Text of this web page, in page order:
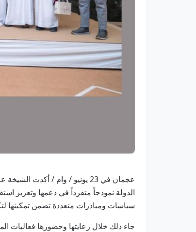
عجمان في 23 يونيو / وام /
الدولة نموذجاً متفرداً في دعمها وتعزيز
سياسات ومبادرات متعددة تضمن تمكينها
جاء ذلك خلال رعايتها وحضورها فعاليات